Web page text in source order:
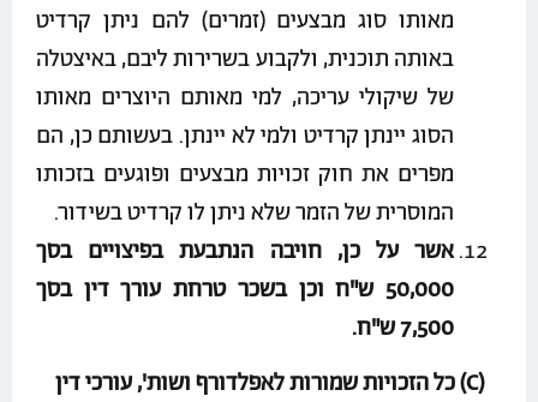
מאותו סוג מבצעים (זמרים) להם ניתן קרדיט
באותה תוכנית, ולקבוע בשרירות ליבם, באיצטלה
של שיקולי עריכה, למי מאותם היוצרים מאותו
הסוג יינתן קרדיט ולמי לא יינתן. בעשותם כן, הם
מפרים את חוק זכויות מבצעים ופוגעים בזכותו
המוסרית של הזמר שלא ניתן לו קרדיט בשידור.
אשר על כן, חויבה הנתבעת בפיצויים בסך
50,000 ש"ח וכן בשכר טרחת עורך דין בסך
7,500 ש"ח.
(C) כל הזכויות שמורות לאפלדורף ושות', עורכי דין